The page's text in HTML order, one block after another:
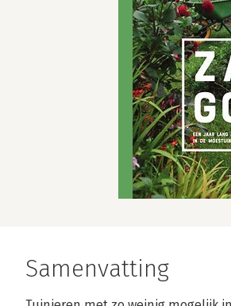
Samenvatting